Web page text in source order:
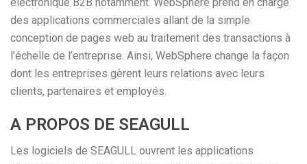
des applications commerciales allant de la simple
conception de pages web au traitement des transactions à
l’échelle de l’entreprise. Ainsi, WebSphere change la façon
dont les entreprises gèrent leurs relations avec leurs
clients, partenaires et employés.
A PROPOS DE SEAGULL
Les logiciels de SEAGULL ouvrent les applications